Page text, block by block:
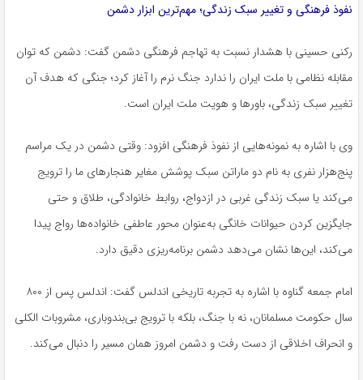
نفوذ فرهنگی و تغییر سبک زندگی؛ مهم‌ترین ابزار دشمن
رکنی حسینی با هشدار نسبت به تهاجم فرهنگی دشمن گفت: دشمن که توان
مقابله نظامی با ملت ایران را ندارد جنگ نرم را آغاز کرد؛ جنگی که هدف آن
تغییر سبک زندگی، باورها و هویت ملت ایران است.
وی با اشاره به نمونه‌هایی از نفوذ فرهنگی افزود: وقتی دشمن در یک مراسم
پنج‌هزار نفری به نام دو ماراتن سبک پوشش مغایر هنجارهای ما را ترویج
می‌کند یا سبک زندگی غربی در ازدواج، روابط خانوادگی، طلاق و حتی
جایگزین کردن حیوانات خانگی به‌عنوان محور عاطفی خانواده‌ها رواج پیدا
می‌کند، این‌ها نشان می‌دهد دشمن برنامه‌ریزی دقیق دارد.
امام جمعه گناوه با اشاره به تجربه تاریخی اندلس گفت: اندلس پس از ۸۰۰
سال حکومت مسلمانان، نه با جنگ، بلکه با ترویج بی‌بندوباری، مشروبات الکلی
و انحراف اخلاقی از دست رفت و دشمن امروز همان مسیر را دنبال می‌کند.